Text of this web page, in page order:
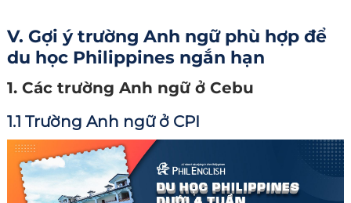
V. Gợi ý trường Anh ngữ phù hợp để
du học Philippines ngắn hạn
1. Các trường Anh ngữ ở Cebu
1.1 Trường Anh ngữ ở CPI